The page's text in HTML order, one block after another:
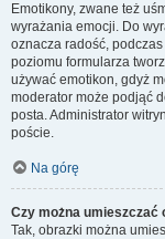
Emotikony, zwane też
wyrażania emocji. Do
oznacza radość,
poziomu formularza
używać emotikon, gdyż
moderator może podjąć
posta. Administrator
poście.
Na górę
Czy można umieszczać
Tak, obrazki można